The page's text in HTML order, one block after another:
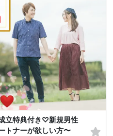
立特典付き♡新規男性
トナーが欲しい方〜